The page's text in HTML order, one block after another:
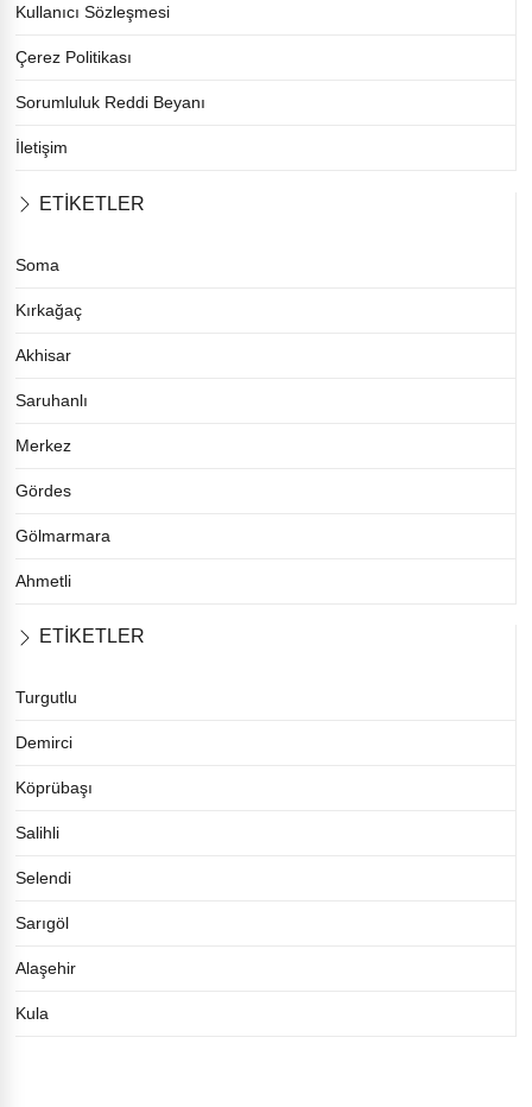
Kullanıcı Sözleşmesi
Çerez Politikası
Sorumluluk Reddi Beyanı
İletişim
ETİKETLER
Soma
Kırkağaç
Akhisar
Saruhanlı
Merkez
Gördes
Gölmarmara
Ahmetli
ETİKETLER
Turgutlu
Demirci
Köprübaşı
Salihli
Selendi
Sarıgöl
Alaşehir
Kula